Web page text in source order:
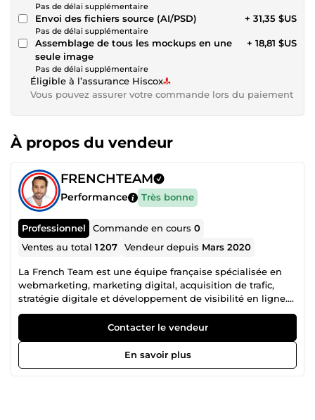
Pas de délai supplémentaire
Envoi des fichiers source (AI/PSD)
Pas de délai supplémentaire
+ 31,35 $US
Assemblage de tous les mockups en une
seule image
Pas de délai supplémentaire
+ 18,81 $US
Éligible à l’assurance Hiscox
Vous pouvez assurer votre commande lors du paiement
À propos du vendeur
FRENCHTEAM
Performance Très bonne
Professionnel Commande en cours0
Ventes au total1 207 Vendeur depuis Mars 2020
La French Team est une équipe française spécialisée en
webmarketing, marketing digital, acquisition de trafic,
stratégie digitale et développement de visibilité en ligne.
Notre collectif regroupe plusieurs profils complémentaires,
âgés de 21 à 39 ans, chacun expert dans son domaine :
publicité Facebook Ads, Instagram Ads, Snapchat Ads,
Google Ads, création de site web, tunnel de vente,
copywriting, génération de leads, branding, growth
Contacter le vendeur
En savoir plus